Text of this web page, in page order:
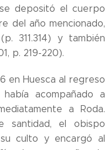
depositó el cuerpo
del año mencionado,
311.314) y también
p. 219-220).
en Huesca al regreso
acompañado a
a Roda.
santidad, el obispo
su culto y encargó al